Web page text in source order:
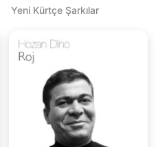
Yeni Kürtçe Şarkılar